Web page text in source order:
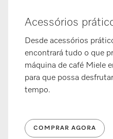
Acessórios
Desde acessórios
encontrará tudo o que
máquina de café Miele
para que possa
tempo.
COMPRAR AGORA